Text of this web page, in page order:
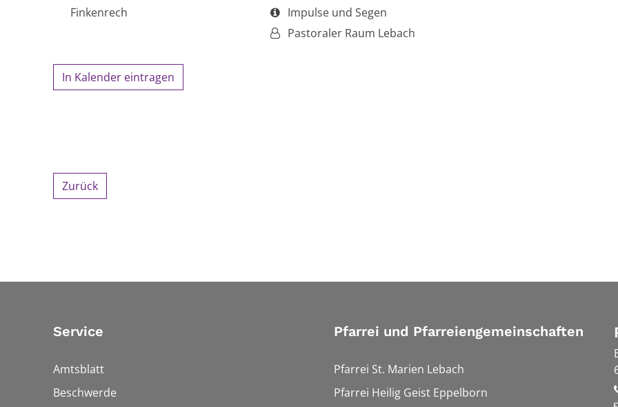
Art bzw. Nummer:
Impulse und Segen
Von:Pastoraler Raum Lebach
Finkenrech
In Kalender eintragen
Zurück
Service
Amtsblatt
Beschwerde
Pfarrei und Pfarreiengemeinschaften
Pfarrei St. Marien Lebach
Pfarrei Heilig Geist Eppelborn